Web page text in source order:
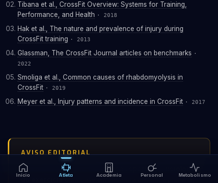
Tibana et al., CrossFit Overview: Systems for Training,
Performance, and Health · 2018
Hak et al., The nature and prevalence of injury during
CrossFit training · 2013
Glassman, The CrossFit Journal articles on benchmarks ·
2022
Smoliga et al., Common causes of rhabdomyolysis in
CrossFit · 2019
Meyer et al., Injury patterns and incidence in CrossFit · 2017
AVISO EDITORIAL
Esta reportagem aborda
prática esportiva e fisiologia
Início Atleta Academia Personal Metabolismo